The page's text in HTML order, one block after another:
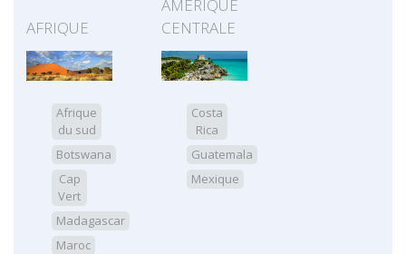
AFRIQUE
Afrique
du sud
Botswana
Cap
Vert
Madagascar
Maroc
AMÉRIQUE
CENTRALE
Costa
Rica
Guatemala
Mexique